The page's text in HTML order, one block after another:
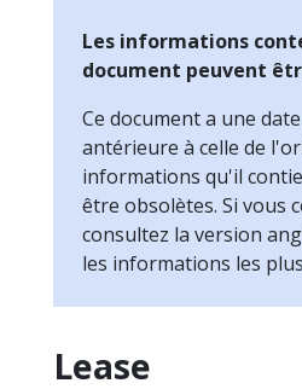
Les informations
document peuvent
Ce document a une
antérieure à celle de
informations qu'il
être obsolètes. Si vous
consultez la version
les informations les
Lease